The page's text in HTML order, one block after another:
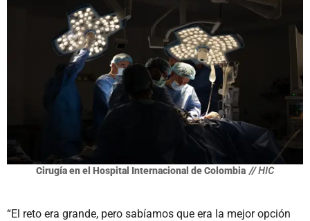
Cirugía en el Hospital Internacional de Colombia // HIC
“El reto era grande, pero sabíamos que era la mejor opción